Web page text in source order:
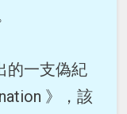
的一支偽紀
》，該